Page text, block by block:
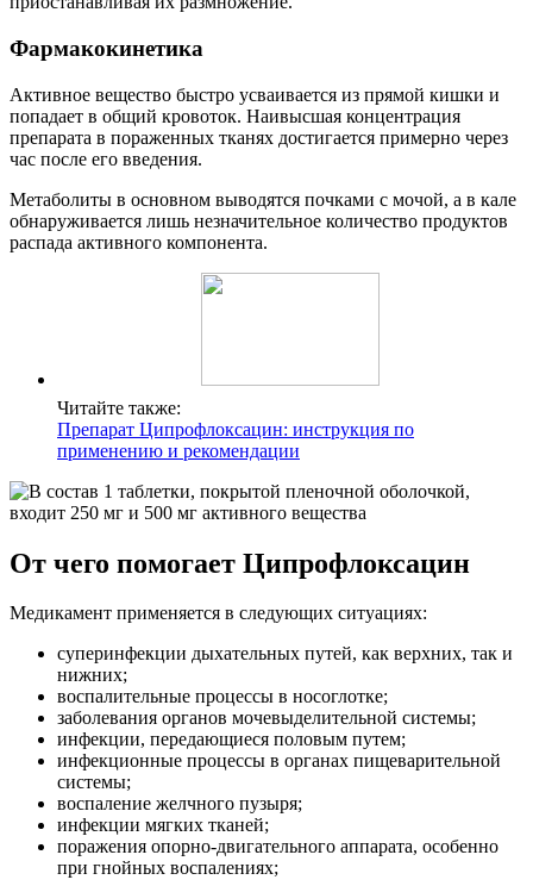
Фармакокинетика
Активное вещество быстро усваивается из прямой кишки и
попадает в общий кровоток. Наивысшая концентрация
препарата в пораженных тканях достигается примерно через
час после его введения.
Метаболиты в основном выводятся почками с мочой, а в кале
обнаруживается лишь незначительное количество продуктов
распада активного компонента.
Читайте также:
Препарат Ципрофлоксацин: инструкция по
применению и рекомендации
От чего помогает Ципрофлоксацин
Медикамент применяется в следующих ситуациях:
суперинфекции дыхательных путей, как верхних, так и
нижних;
воспалительные процессы в носоглотке;
заболевания органов мочевыделительной системы;
инфекции, передающиеся половым путем;
инфекционные процессы в органах пищеварительной
системы;
воспаление желчного пузыря;
инфекции мягких тканей;
поражения опорно-двигательного аппарата, особенно
при гнойных воспалениях;